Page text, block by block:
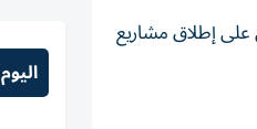
زيادة في طلب المطورين على إطلاق مشاريع
اليوم